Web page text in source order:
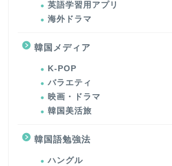
英語学習用アプリ
海外ドラマ
韓国メディア
K-POP
バラエティ
映画・ドラマ
韓国美活旅
韓国語勉強法
ハングル